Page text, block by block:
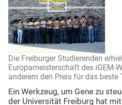
Die Freiburger Studierenden
Europameisterschaft des iGEM-
anderem den Preis für das
Ein Werkzeug, um Gene zu
der Universität Freiburg hat